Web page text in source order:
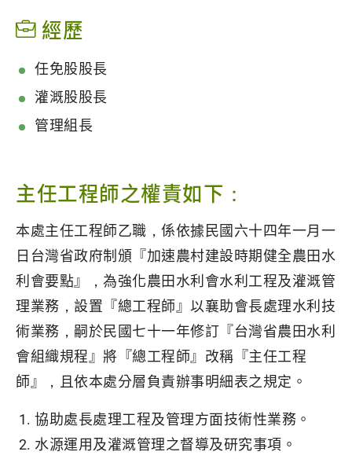
經歷
任免股股長
灌溉股股長
管理組長
主任工程師之權責如下：
本處主任工程師乙職，係依據民國六十四年一月一
日台灣省政府制頒『加速農村建設時期健全農田水
利會要點』，為強化農田水利會水利工程及灌溉管
理業務，設置『總工程師』以襄助會長處理水利技
術業務，嗣於民國七十一年修訂『台灣省農田水利
會組織規程』將『總工程師』改稱『主任工程
師』，且依本處分層負責辦事明細表之規定。
協助處長處理工程及管理方面技術性業務。
水源運用及灌溉管理之督導及研究事項。